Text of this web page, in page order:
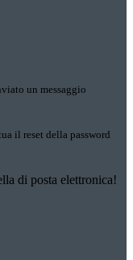
un messaggio
il reset della password
di posta elettronica!